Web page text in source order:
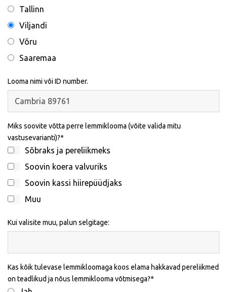
Tallinn
Viljandi
Võru
Saaremaa
Looma nimi või ID number.
Miks soovite võtta perre lemmiklooma (võite valida mitu
vastusevarianti)?
Sõbraks ja pereliikmeks
Soovin koera valvuriks
Soovin kassi hiirepüüdjaks
Muu
Kui valisite muu, palun selgitage:
Kas kõik tulevase lemmikloomaga koos elama hakkavad pereliikmed
on teadlikud ja nõus lemmiklooma võtmisega?